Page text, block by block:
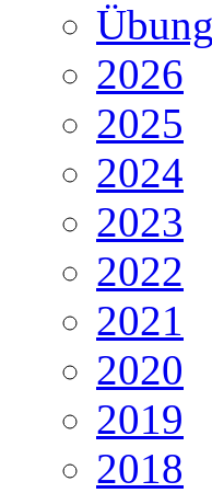
2026
2025
2024
2023
2022
2021
2020
2019
2018